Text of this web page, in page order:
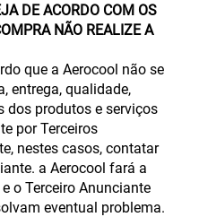
DE ACORDO COM OS
NÃO REALIZE A
que a Aerocool não se
entrega, qualidade,
dos produtos e serviços
por Terceiros
nestes casos, contatar
a Aerocool fará a
o Terceiro Anunciante
eventual problema.